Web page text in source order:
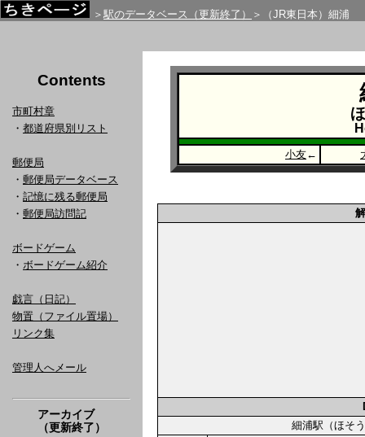
＞ 駅のデータベース（更新終了） ＞（JR東日本）細浦
Contents
市町村章
・ 都道府県別リスト
郵便局
・ 郵便局データベース
・ 記憶に残る郵便局
・ 郵便局訪問記
ボードゲーム
・ ボードゲーム紹介
戯言（日記）
物置（ファイル置場）
リンク集
管理人へメール
アーカイブ
（更新終了）
小友←
細浦駅（ほ